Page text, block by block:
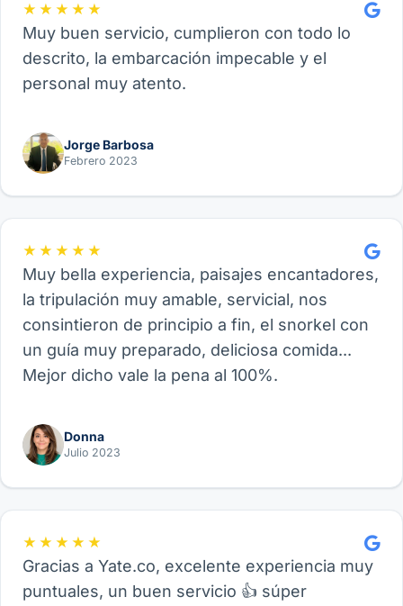
★★★★★
Muy buen servicio, cumplieron con todo lo
descrito, la embarcación impecable y el
personal muy atento.
Jorge Barbosa
Febrero 2023
★★★★★
Muy bella experiencia, paisajes encantadores,
la tripulación muy amable, servicial, nos
consintieron de principio a fin, el snorkel con
un guía muy preparado, deliciosa comida...
Mejor dicho vale la pena al 100%.
Donna
Julio 2023
★★★★★
Gracias a Yate.co, excelente experiencia muy
puntuales, un buen servicio 👍 súper